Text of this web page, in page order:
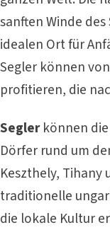
sanften Winde
idealen Ort für
Segler können
profitieren, die
Seglerkönnen
Dörfer rund um
Keszthely, Tihany
traditionelle
die lokale Kultur